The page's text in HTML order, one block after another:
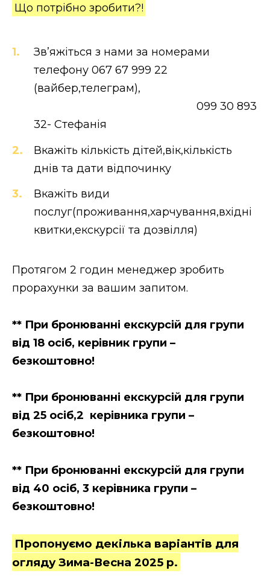
Що потрібно зробити?!
Зв’яжіться з нами за номерами
телефону 067 67 999 22
(вайбер,телеграм),
099 30 893
32- Стефанія
Вкажіть кількість дітей,вік,кількість
днів та дати відпочинку
Вкажіть види
послуг(проживання,харчування,вхідні
квитки,екскурсії та дозвілля)
Протягом 2 годин менеджер зробить
прорахунки за вашим запитом.
** При бронюванні екскурсій для групи
від 18 осіб, керівник групи –
безкоштовно!
** При бронюванні екскурсій для групи
від 25 осіб,2 керівника групи –
безкоштовно!
** При бронюванні екскурсій для групи
від 40 осіб, 3 керівника групи –
безкоштовно!
Пропонуємо декілька варіантів для
огляду Зима-Весна 2025 р.